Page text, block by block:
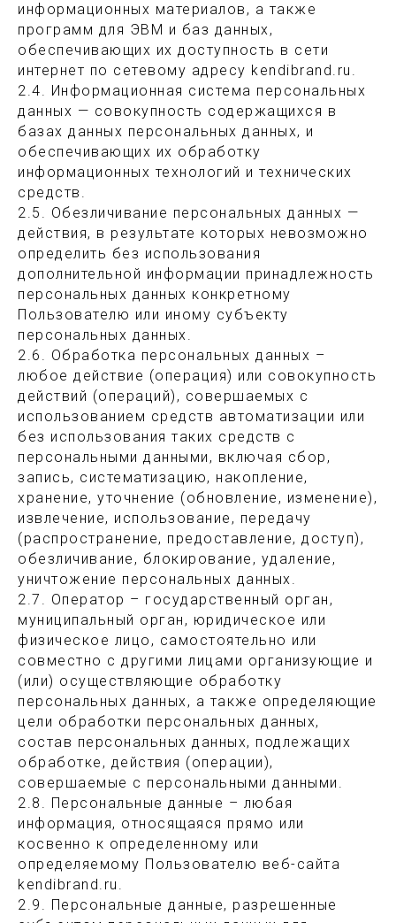
информационных материалов, а также
программ для ЭВМ и баз данных,
обеспечивающих их доступность в сети
интернет по сетевому адресу kendibrand.ru.
2.4. Информационная система персональных
данных — совокупность содержащихся в
базах данных персональных данных, и
обеспечивающих их обработку
информационных технологий и технических
средств.
2.5. Обезличивание персональных данных —
действия, в результате которых невозможно
определить без использования
дополнительной информации принадлежность
персональных данных конкретному
Пользователю или иному субъекту
персональных данных.
2.6. Обработка персональных данных –
любое действие (операция) или совокупность
действий (операций), совершаемых с
использованием средств автоматизации или
без использования таких средств с
персональными данными, включая сбор,
запись, систематизацию, накопление,
хранение, уточнение (обновление, изменение),
извлечение, использование, передачу
(распространение, предоставление, доступ),
обезличивание, блокирование, удаление,
уничтожение персональных данных.
2.7. Оператор – государственный орган,
муниципальный орган, юридическое или
физическое лицо, самостоятельно или
совместно с другими лицами организующие и
(или) осуществляющие обработку
персональных данных, а также определяющие
цели обработки персональных данных,
состав персональных данных, подлежащих
обработке, действия (операции),
совершаемые с персональными данными.
2.8. Персональные данные – любая
информация, относящаяся прямо или
косвенно к определенному или
определяемому Пользователю веб-сайта
kendibrand.ru.
2.9. Персональные данные, разрешенные